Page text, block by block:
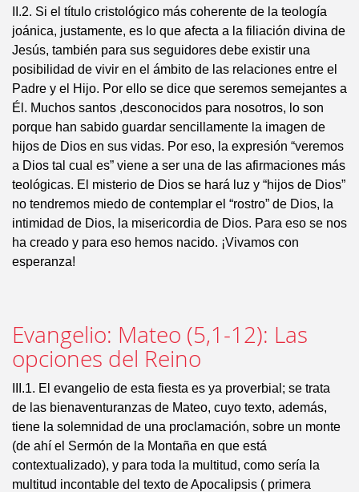
II.2. Si el título cristológico más coherente de la teología
joánica, justamente, es lo que afecta a la filiación divina de
Jesús, también para sus seguidores debe existir una
posibilidad de vivir en el ámbito de las relaciones entre el
Padre y el Hijo. Por ello se dice que seremos semejantes a
Él. Muchos santos ,desconocidos para nosotros, lo son
porque han sabido guardar sencillamente la imagen de
hijos de Dios en sus vidas. Por eso, la expresión “veremos
a Dios tal cual es” viene a ser una de las afirmaciones más
teológicas. El misterio de Dios se hará luz y “hijos de Dios”
no tendremos miedo de contemplar el “rostro” de Dios, la
intimidad de Dios, la misericordia de Dios. Para eso se nos
ha creado y para eso hemos nacido. ¡Vivamos con
esperanza!
Evangelio: Mateo (5,1-12): Las
opciones del Reino
III.1. El evangelio de esta fiesta es ya proverbial; se trata
de las bienaventuranzas de Mateo, cuyo texto, además,
tiene la solemnidad de una proclamación, sobre un monte
(de ahí el Sermón de la Montaña en que está
contextualizado), y para toda la multitud, como sería la
multitud incontable del texto de Apocalipsis ( primera